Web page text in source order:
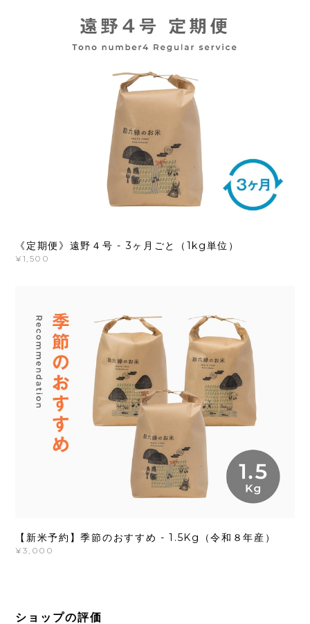
《定期便》遠野４号 - 3ヶ月ごと（1kg単位）
¥1,500
【新米予約】季節のおすすめ - 1.5Kg（令和８年産）
¥3,000
ショップの評価